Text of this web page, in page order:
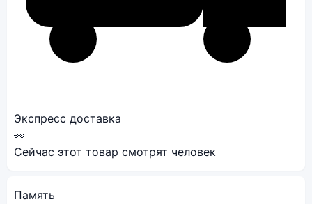
Экспресс доставка
👀
Сейчас этот товар смотрят человек
Память